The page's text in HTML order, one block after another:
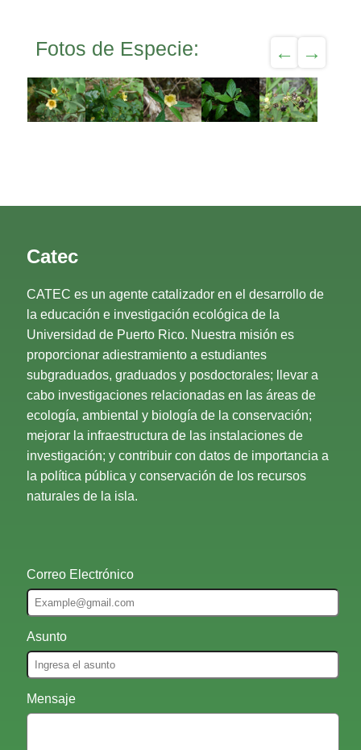
Fotos de Especie:
Catec
CATEC es un agente catalizador en el desarrollo de
la educación e investigación ecológica de la
Universidad de Puerto Rico. Nuestra misión es
proporcionar adiestramiento a estudiantes
subgraduados, graduados y posdoctorales; llevar a
cabo investigaciones relacionadas en las áreas de
ecología, ambiental y biología de la conservación;
mejorar la infraestructura de las instalaciones de
investigación; y contribuir con datos de importancia a
la política pública y conservación de los recursos
naturales de la isla.
Correo Electrónico
Asunto
Mensaje